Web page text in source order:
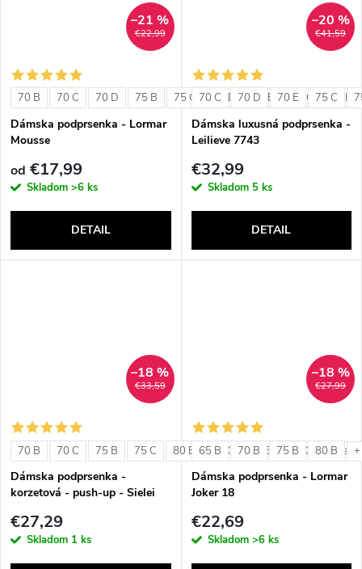
€22,99
–21 %
70 B 70 C 70 D 75 B 75 C 75 D 80 B 80 C 80 D
Dámska podprsenka - Lormar
Mousse
od €17,99
Skladom >6 ks
DETAIL
€41,59
–20 %
70 C 70 D 70 E 75 C
Dámska luxusná podprsenka -
Leilieve 7743
€32,99
Skladom 5 ks
DETAIL
€33,59
–18 %
70 B 70 C 75 B 75 C 80 B 80 C 85 B 85 C +
Dámska podprsenka -
korzetová - push-up - Sielei
€27,29
Skladom 1 ks
€27,99
–18 %
65 B 70 B 75 B 80 B
Dámska podprsenka - Lormar
Joker 18
€22,69
Skladom >6 ks